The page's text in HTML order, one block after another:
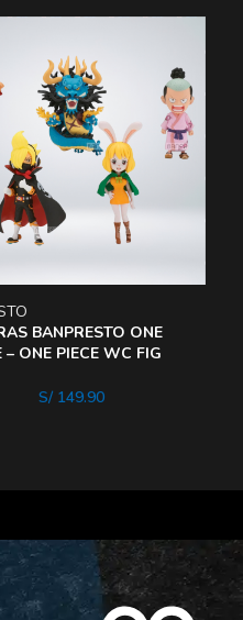
BANPRESTO ONE
– ONE PIECE WC FIG
S/149.90